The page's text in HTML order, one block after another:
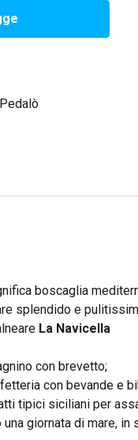
Pedalò
boscaglia
splendido e
La Navicella
con brevetto;
con bevande e
tipici siciliani per
una giornata di mare,